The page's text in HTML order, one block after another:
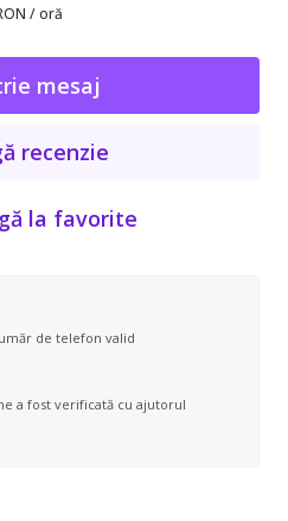
/ oră
mesaj
recenzie
la favorite
de telefon valid
a fost verificată cu ajutorul